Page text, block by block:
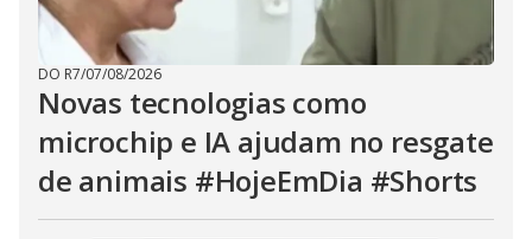
DO R7/07/08/2026
Novas tecnologias como
microchip e IA ajudam no resgate
de animais #HojeEmDia #Shorts